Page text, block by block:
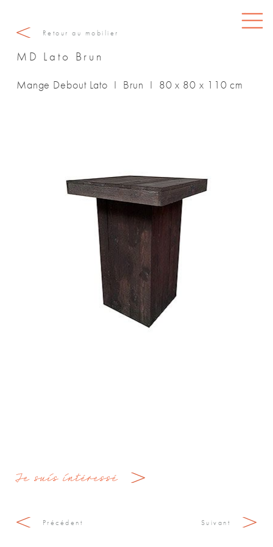
Retour au mobilier
MD Lato Brun
Mange Debout Lato I Brun I 80 x 80 x 110 cm
Je suis intéressé
Précédent Suivant